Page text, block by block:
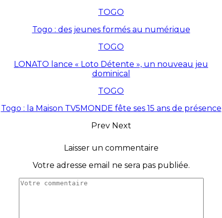
TOGO
Togo : des jeunes formés au numérique
TOGO
LONATO lance « Loto Détente », un nouveau jeu
dominical
TOGO
Togo : la Maison TV5MONDE fête ses 15 ans de présence
Prev Next
Laisser un commentaire
Votre adresse email ne sera pas publiée.